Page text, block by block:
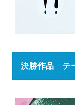
決勝作品 テ